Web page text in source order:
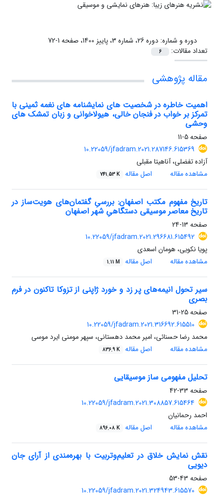
دوره و شماره:دوره 26، شماره 3، پاییز 1400، صفحه 1-72
تعداد مقالات:
6
مقاله پژوهشی
اهمیت خاطره در شخصیت های نمایشنامه های نغمه ثمینی با
تمرکز بر خواب در فنجان خالی، هیولاخوانی و زبان تمشک های
وحشی
صفحه5-11
10.22059/jfadram.2021.287146.615369
آزاده تفضلی، آناهیتا مقبلی
مشاهده مقاله
اصل مقاله 741.53 K
تاریخ مفهوم مکتب اصفهان: بررسیِ گفتمان‌های هویت‌ساز در
تاریخ معاصر موسیقی دستگاهیِ شهر اصفهان
صفحه 13-24
10.22059/jfadram.2021.296681.615492
پویا نکویی، هومان اسعدی
مشاهده مقاله
اصل مقاله 1.11 M
سیر تحول انیمه‌های پر زد و خورد ژاپنی از تزوکا تاکنون در فرم
بصری
صفحه25-31
10.22059/jfadram.2021.316692.615510
محمد رضا حسنائی، امیر محمد دهستانی، سپهر مومنی ایرد موسی
مشاهده مقاله
اصل مقاله 836.9 K
تحلیل مفهومی ساز موسیقایی
صفحه 33-42
10.22059/jfadram.2021.308857.615464
احمد رحمانیان
مشاهده مقاله
اصل مقاله 896.08 K
نقش نمایش خلاق در تعلیم‌وتربیت با بهره‌مندی از آرای جان
دیویی
صفحه 43-53
10.22059/jfadram.2021.324943.615570